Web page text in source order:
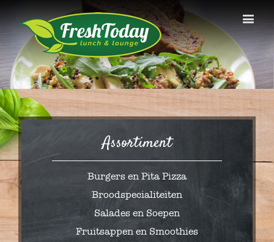
Assortiment
Burgers en Pita Pizza
Broodspecialiteiten
Salades en Soepen
Fruitsappen en Smoothies